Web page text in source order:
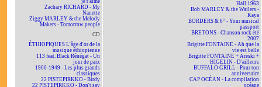
je t'aime
Zachary RICHARD - My
Nanette
Ziggy MARLEY & the Melody
Makers - Tomorrow people
CD
ÉTHIOPIQUES L'âge d'or de la
musique éthiopienne
113 feat. Black Rénégat - Un
jour de paix
1900-1949 - Les plus grands
classiques
22 PISTEPIRKKO - Birdy
22 PISTEPIRKKO - Don't say
Hall 1963
Bob MARLEY & the Wailers -
Kaya
BORDERS & 6° - Your musical
passport
BRETONS - Chanson rock été
2007
Brigitte FONTAINE - Ah que la
vie est belle
Brigitte FONTAINE + Areski +
HIGELIN - D'ailleurs
BUFFALO GRILL - Pour ton
anniversaire
CAP OCÉAN - La compilation
océane